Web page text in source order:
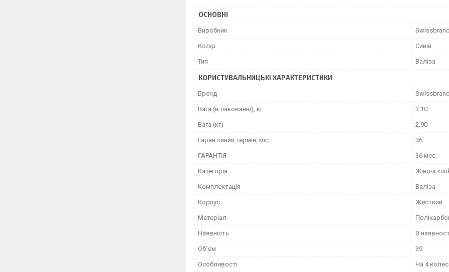
ОСНОВНІ
Виробник
Колір Синій
Тип Валіза
КОРИСТУВАЛЬНИЦЬКІ ХАРАКТЕРИСТИКИ
Бренд
Вага (в пакованні), кг 3.10
Вага (кг) 2.90
Гарантійний термін, міс. 36
ГАРАНТІЯ 36 мес.
Категорія Жіночі
Комплектація Валіза
Корпус Жесткий
Матеріал
Наявність В
Об`єм 39
Особливості На 4